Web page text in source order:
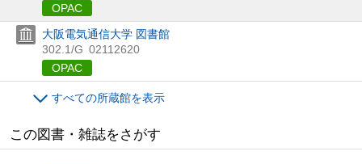
OPAC
大阪電気通信大学 図書館
302.1/G 02112620
OPAC
すべての所蔵館を表示
この図書・雑誌をさがす